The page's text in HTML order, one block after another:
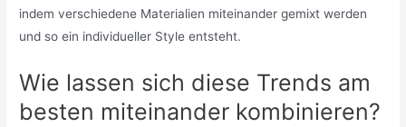
indem verschiedene Materialien miteinander gemixt werden
und so ein individueller Style entsteht.
Wie lassen sich diese Trends am
besten miteinander kombinieren?